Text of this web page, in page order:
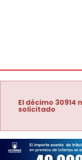
El décimo
solicitado